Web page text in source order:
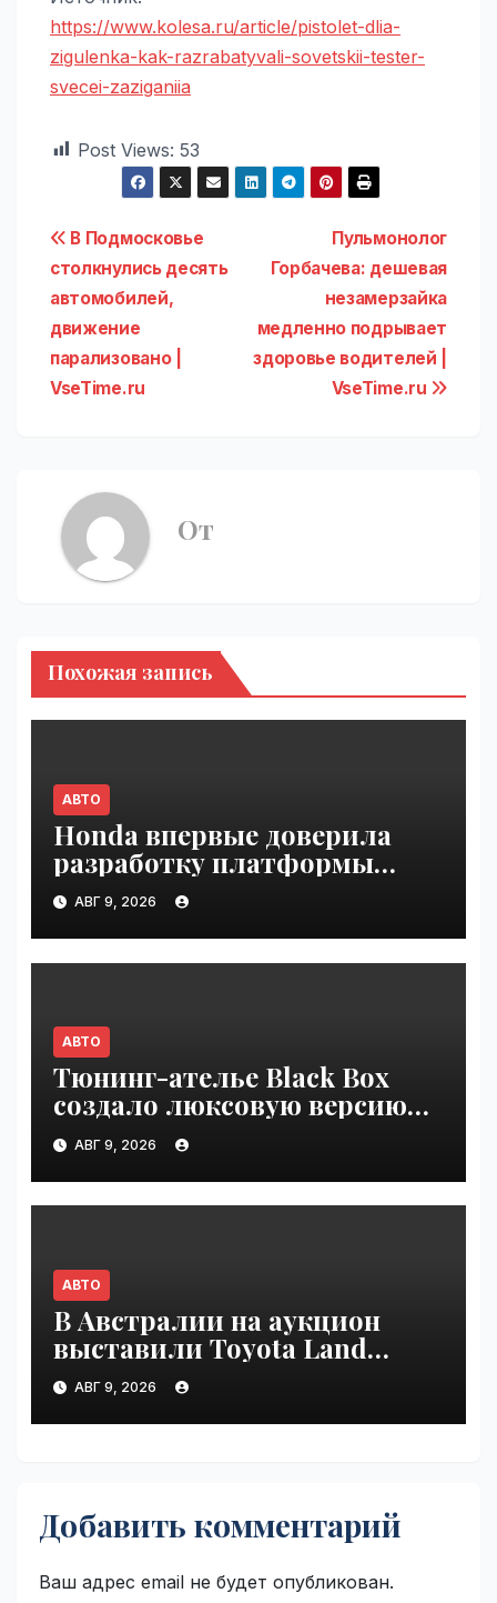
https://www.kolesa.ru/article/pistolet-dlia-
zigulenka-kak-razrabatyvali-sovetskii-tester-
svecei-zaziganiia
Post Views: 53
Навигация
по
записям
Пульмонолог
Горбачева: дешевая
незамерзайка
медленно подрывает
здоровье водителей |
VseTime.ru
В Подмосковье
столкнулись десять
автомобилей,
движение
парализовано |
VseTime.ru
От
Похожая запись
АВТО
Honda впервые доверила
разработку платформы
индийской компании Tata
Technologies | VseTime.ru
АВГ 9, 2026
АВТО
Тюнинг-ателье Black Box
создало люксовую версию
Land Cruiser 70 | VseTime.ru
АВГ 9, 2026
АВТО
В Австралии на аукцион
выставили Toyota Land
Cruiser 200, проехавший 1
млн км | VseTime.ru
АВГ 9, 2026
Добавить комментарий
Ваш адрес email не будет опубликован.